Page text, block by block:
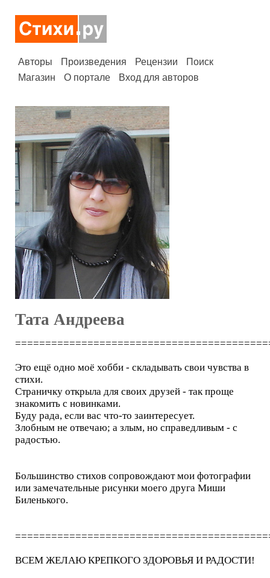
Авторы Произведения Рецензии
Поиск
Магазин
О портале Вход для авторов
Тата Андреева
Это ещё одно моё хобби - складывать свои чувства в
стихи.
Cтраничку открыла для своих друзей - так проще
знакомить с новинками.
Буду рада, если вас что-то заинтересует.
Злобным не отвечаю; а злым, но справедливым - с
радостью.
Большинство стихов сопровождают мои фотографии
или замечательные рисунки моего друга Миши
Биленького.
ВСЕМ ЖЕЛАЮ КРЕПКОГО ЗДОРОВЬЯ И РАДОСТИ!